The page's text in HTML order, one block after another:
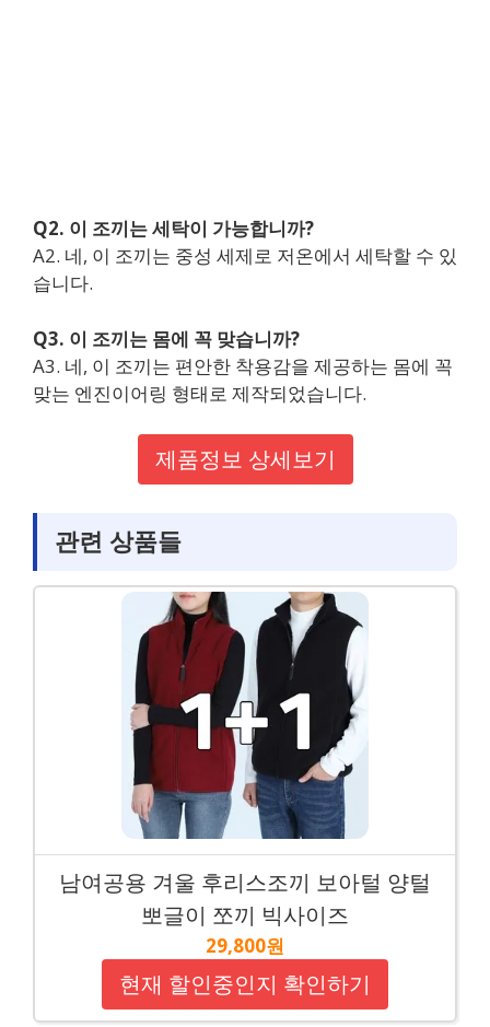
Q2. 이 조끼는 세탁이 가능합니까?
A2. 네, 이 조끼는 중성 세제로 저온에서 세탁할 수 있
습니다.
Q3. 이 조끼는 몸에 꼭 맞습니까?
A3. 네, 이 조끼는 편안한 착용감을 제공하는 몸에 꼭
맞는 엔진이어링 형태로 제작되었습니다.
제품정보 상세보기
관련 상품들
남여공용 겨울 후리스조끼 보아털 양털
뽀글이 쪼끼 빅사이즈
29,800원
현재 할인중인지 확인하기